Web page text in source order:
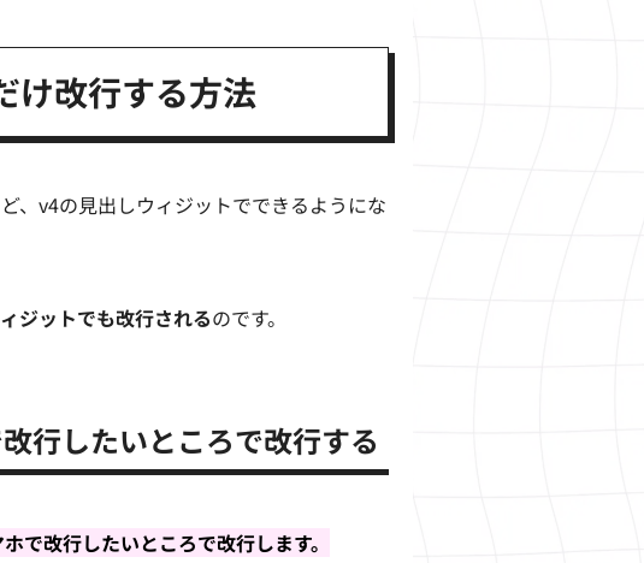
け改行する方法
、v4の見出しウィジットでできるようにな
ジットでも改行されるのです。
行したいところで改行する
で改行したいところで改行します。